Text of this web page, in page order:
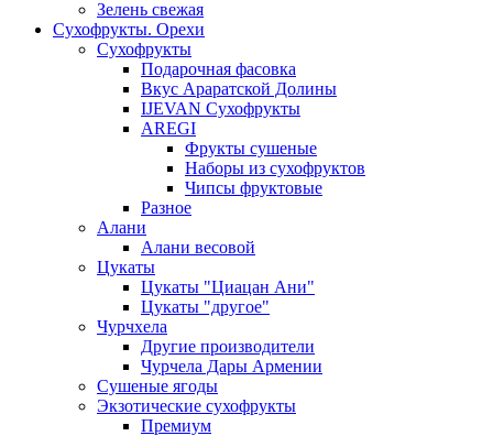
Зелень свежая
Сухофрукты. Орехи
Сухофрукты
Подарочная фасовка
Вкус Араратской Долины
IJEVAN Сухофрукты
AREGI
Фрукты сушеные
Наборы из сухофруктов
Чипсы фруктовые
Разное
Алани
Алани весовой
Цукаты
Цукаты "Циацан Ани"
Цукаты "другое"
Чурчхела
Другие производители
Чурчела Дары Армении
Сушеные ягоды
Экзотические сухофрукты
Премиум